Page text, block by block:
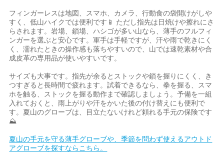
フィンガーレスは地図、スマホ、カメラ、行動食の袋開けがしや
すく、低山ハイクでは便利です📱 ただし指先は日焼けや擦れにさ
らされます。岩場、鎖場、ハシゴが多い山なら、薄手のフルフィ
ンガーを選ぶと安心です。軍手は手軽ですが、汗や雨で乾きにく
く、濡れたときの操作感も落ちやすいので、山では速乾素材や合
成皮革の専用品が使いやすいです。
サイズも大事です。指先が余るとストックや鎖を握りにくく、き
つすぎると長時間で疲れます。試着できるなら、拳を握る、スマ
ホを触る、ストックを握る動作まで確認しましょう。予備を一組
入れておくと、雨上がりや汗をかいた後の付け替えにも便利で
す。夏山のグローブは、目立たないけれど頼れる手元の保険です
⛰
夏山の手元を守る薄手グローブや、季節を問わず使えるアウトド
アグローブを探すならこちら。